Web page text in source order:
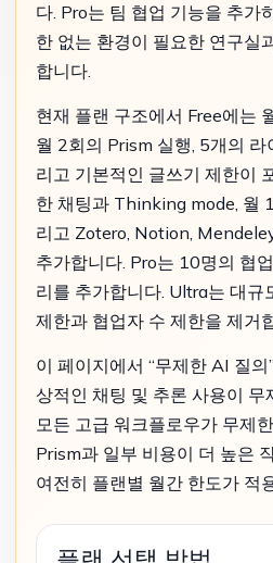
다. Pro는 팀 협업 기능을 추가
한 없는 환경이 필요한 연구실
합니다.
현재 플랜 구조에서 Free에는
월 2회의 Prism 실행, 5개의 라
리고 기본적인 글쓰기 제한이
한 채팅과 Thinking mode, 월
리고 Zotero, Notion,
추가합니다. Pro는 10명의 협
리를 추가합니다. Ultra는 대규
제한과 협업자 수 제한을 제거
이 페이지에서 “무제한 AI 질
상적인 채팅 및 추론 사용이 무
모든 고급 워크플로우가 무제
Prism과 일부 비용이 더 높은
여전히 플랜별 월간 한도가 적